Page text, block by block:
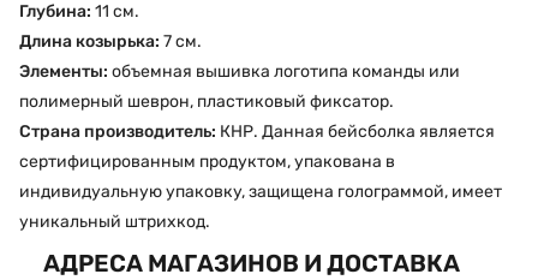
Глубина: 11 см.
Длина козырька: 7 см.
Элементы: объемная вышивка логотипа команды или
полимерный шеврон, пластиковый фиксатор.
Страна производитель: КНР. Данная бейсболка является
сертифицированным продуктом, упакована в
индивидуальную упаковку, защищена голограммой, имеет
уникальный штрихкод.
АДРЕСА МАГАЗИНОВ И ДОСТАВКА